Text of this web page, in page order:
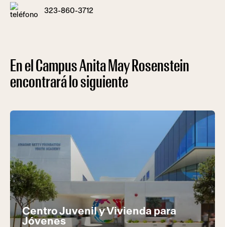
323-860-3712
En el Campus Anita May Rosenstein
encontrará lo siguiente
Centro Juvenil y Vivienda para
Jóvenes